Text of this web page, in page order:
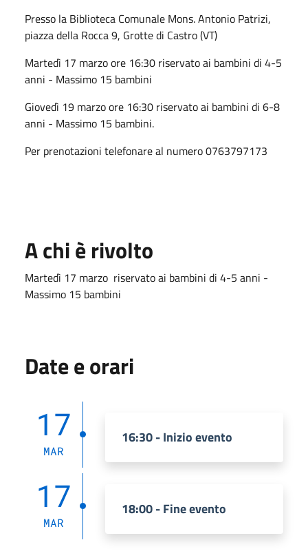
Presso la Biblioteca Comunale Mons. Antonio Patrizi,
piazza della Rocca 9, Grotte di Castro (VT)
Martedì 17 marzo ore 16:30 riservato ai bambini di 4-5
anni - Massimo 15 bambini
Giovedì 19 marzo ore 16:30 riservato ai bambini di 6-8
anni - Massimo 15 bambini.
Per prenotazioni telefonare al numero 0763797173
A chi è rivolto
Martedì 17 marzo riservato ai bambini di 4-5 anni -
Massimo 15 bambini
Date e orari
17
MAR
16:30 - Inizio evento
17
MAR
18:00 - Fine evento